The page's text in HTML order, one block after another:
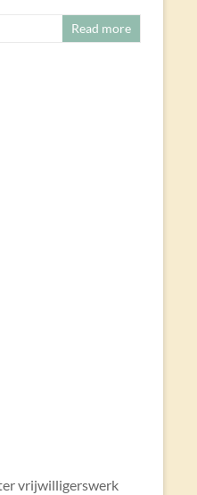
Read more
vrijwilligerswerk